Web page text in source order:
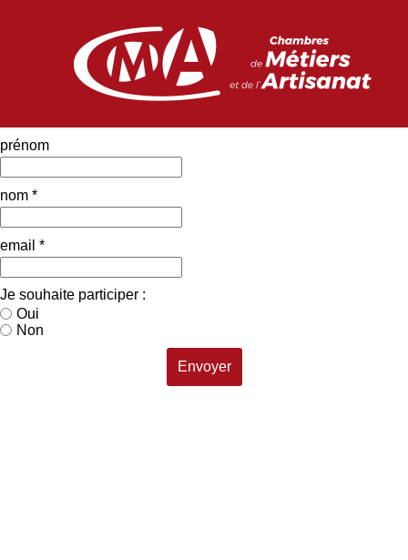
prénom
nom *
email *
Je souhaite participer :
Oui
Non
Envoyer